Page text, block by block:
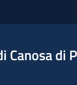
Canosa di